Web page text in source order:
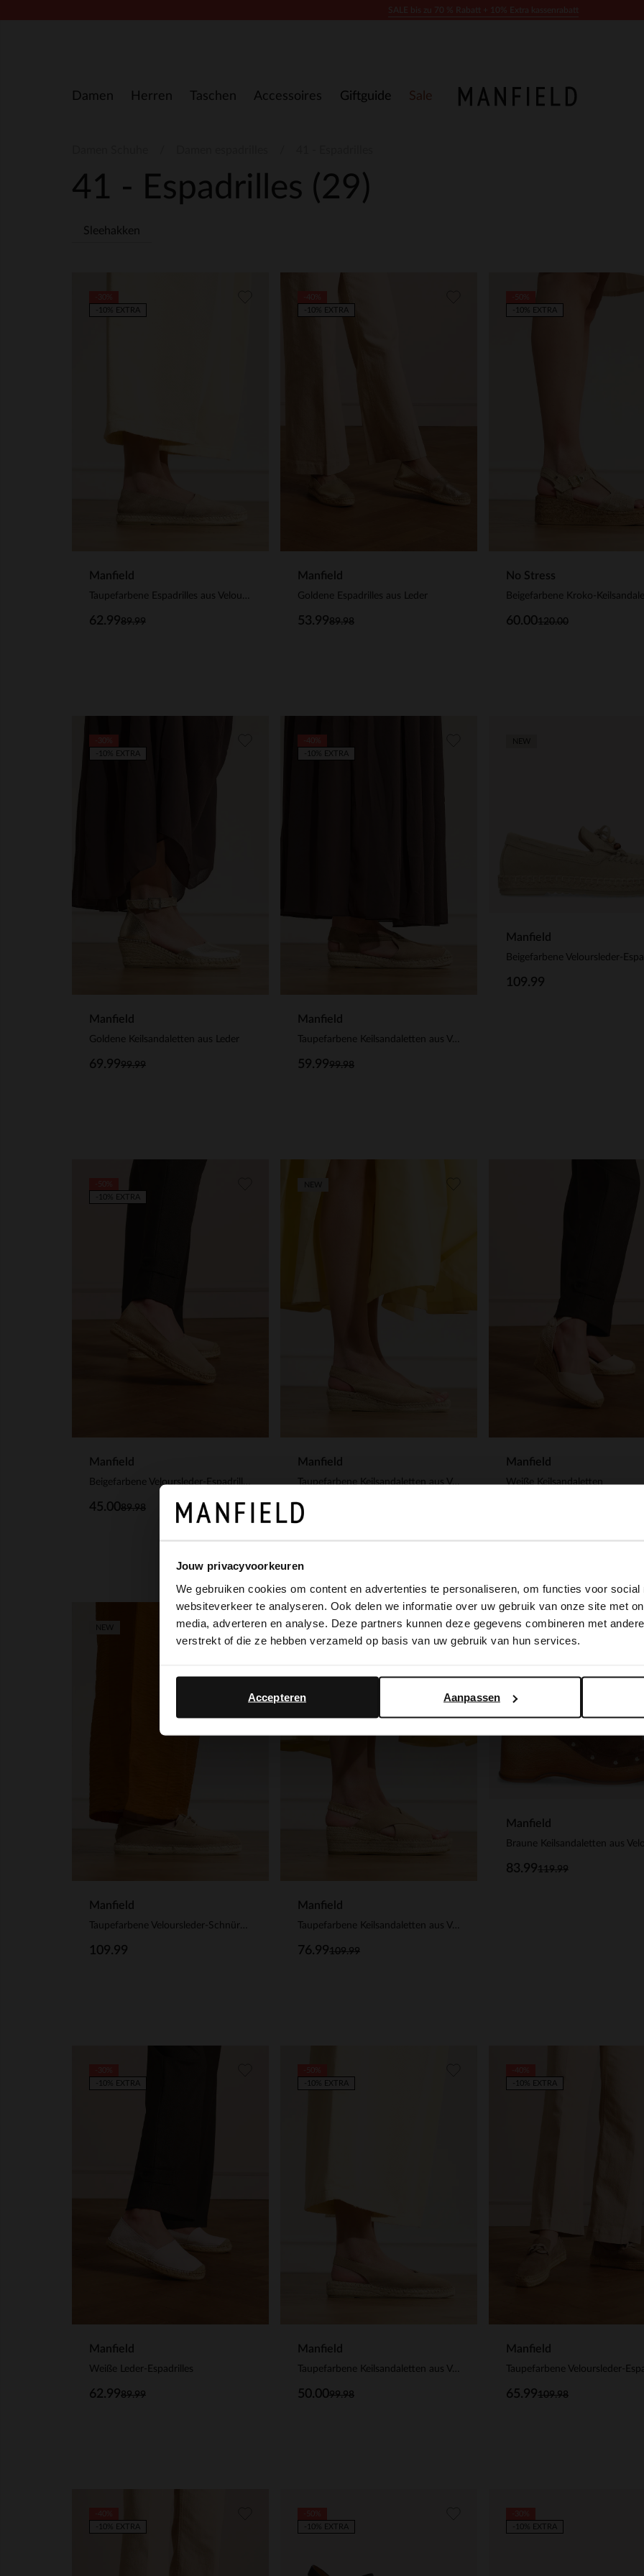
Jouw privacyvoorkeuren
We gebruiken cookies om content en advertenties te personaliseren, om functies voor social
websiteverkeer te analyseren. Ook delen we informatie over uw gebruik van onze site met
media, adverteren en analyse. Deze partners kunnen deze gegevens combineren met
verstrekt of die ze hebben verzameld op basis van uw gebruik van hun services.
Aanpassen
Accepteren
Damen Herren Taschen Accessoires Giftguide Sale
41 - Espadrilles (29)
Sleehakken
Manfield
89.99
62.99
-10% EXTRA
Manfield
Goldene Espadrilles aus Leder
89.98
53.99
-10% EXTRA
No Stress
120.00
60.00
-10% EXTRA
Manfield
Goldene Keilsandaletten aus Leder
99.99
69.99
-10% EXTRA
Manfield
Taupefarbene Keilsandaletten aus Veloursleder
99.98
59.99
-10% EXTRA
Manfield
109.99
Manfield
Beigefarbene Veloursleder-Espadrilles
89.98
45.00
-10% EXTRA
Manfield
Taupefarbene Keilsandaletten aus Veloursleder
99.99
Manfield
Weiße Keilsandaletten
Manfield
Taupefarbene Veloursleder-Schnürschuhe
109.99
Manfield
Taupefarbene Keilsandaletten aus Veloursleder
109.99
76.99
-30%
-10% EXTRA
Manfield
119.99
83.99
-30%
-10% EXTRA
Manfield
Weiße Leder-Espadrilles
89.99
62.99
-10% EXTRA
Manfield
Taupefarbene Keilsandaletten aus Veloursleder
99.98
50.00
-10% EXTRA
Manfield
109.98
65.99
-10% EXTRA
-10% EXTRA
-10% EXTRA
-10% EXTRA
It looks like your language isn't Dutch. Would you like to